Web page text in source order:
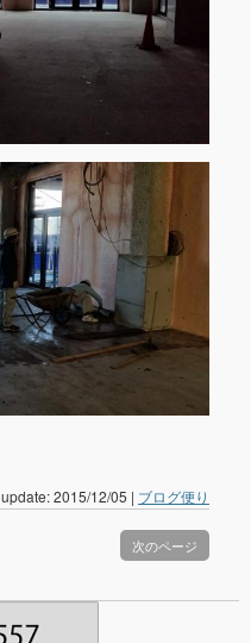
update: 2015/12/05 | ブログ便り
次のページ